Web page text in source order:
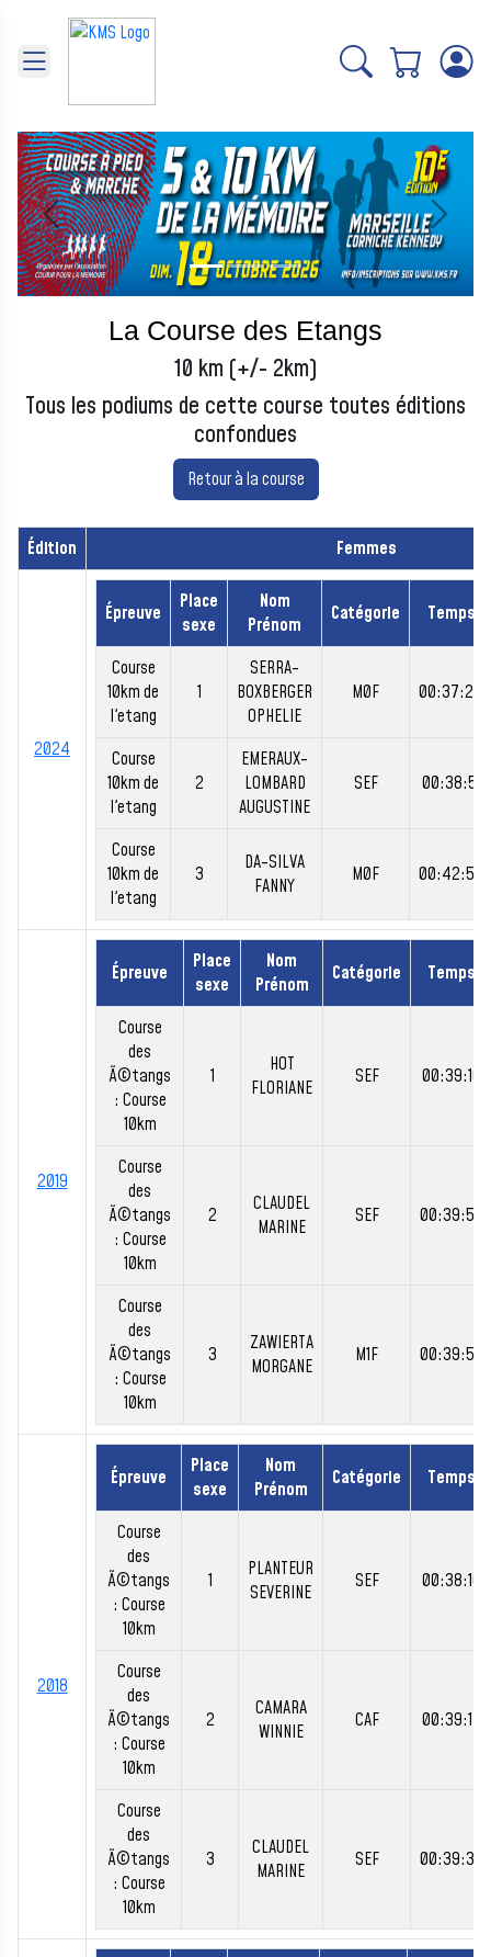
Précédent Suivant
La Course des Etangs
10 km (+/- 2km)
Tous les podiums de cette course toutes éditions
confondues
Retour à la course
Édition Femmes
2024
Épreuve
Place
sexe
Nom
Prénom
Catégorie Temps
Course
10km de
l'etang
1
SERRA-
BOXBERGER
OPHELIE
M0F 00:37:24
Course
10km de
l'etang
2
EMERAUX-
LOMBARD
AUGUSTINE
SEF 00:38:51
Course
10km de
l'etang
3
DA-SILVA
FANNY
M0F 00:42:50
2019
Épreuve
Place
sexe
Nom
Prénom
Catégorie Temps
Course
des
Ã©tangs
: Course
10km
1
HOT
FLORIANE
SEF 00:39:16
Course
des
Ã©tangs
: Course
10km
2
CLAUDEL
MARINE
SEF 00:39:50
Course
des
Ã©tangs
: Course
10km
3
ZAWIERTA
MORGANE
M1F 00:39:50
2018
Épreuve
Place
sexe
Nom
Prénom
Catégorie Temps
Course
des
Ã©tangs
: Course
10km
1
PLANTEUR
SEVERINE
SEF 00:38:10
Course
des
Ã©tangs
: Course
10km
2
CAMARA
WINNIE
CAF 00:39:17
Course
des
Ã©tangs
: Course
10km
3
CLAUDEL
MARINE
SEF 00:39:33
Panneau de gestion des cookies